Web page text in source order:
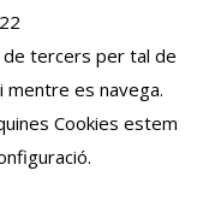
tercers per tal de
mentre es navega.
Cookies estem